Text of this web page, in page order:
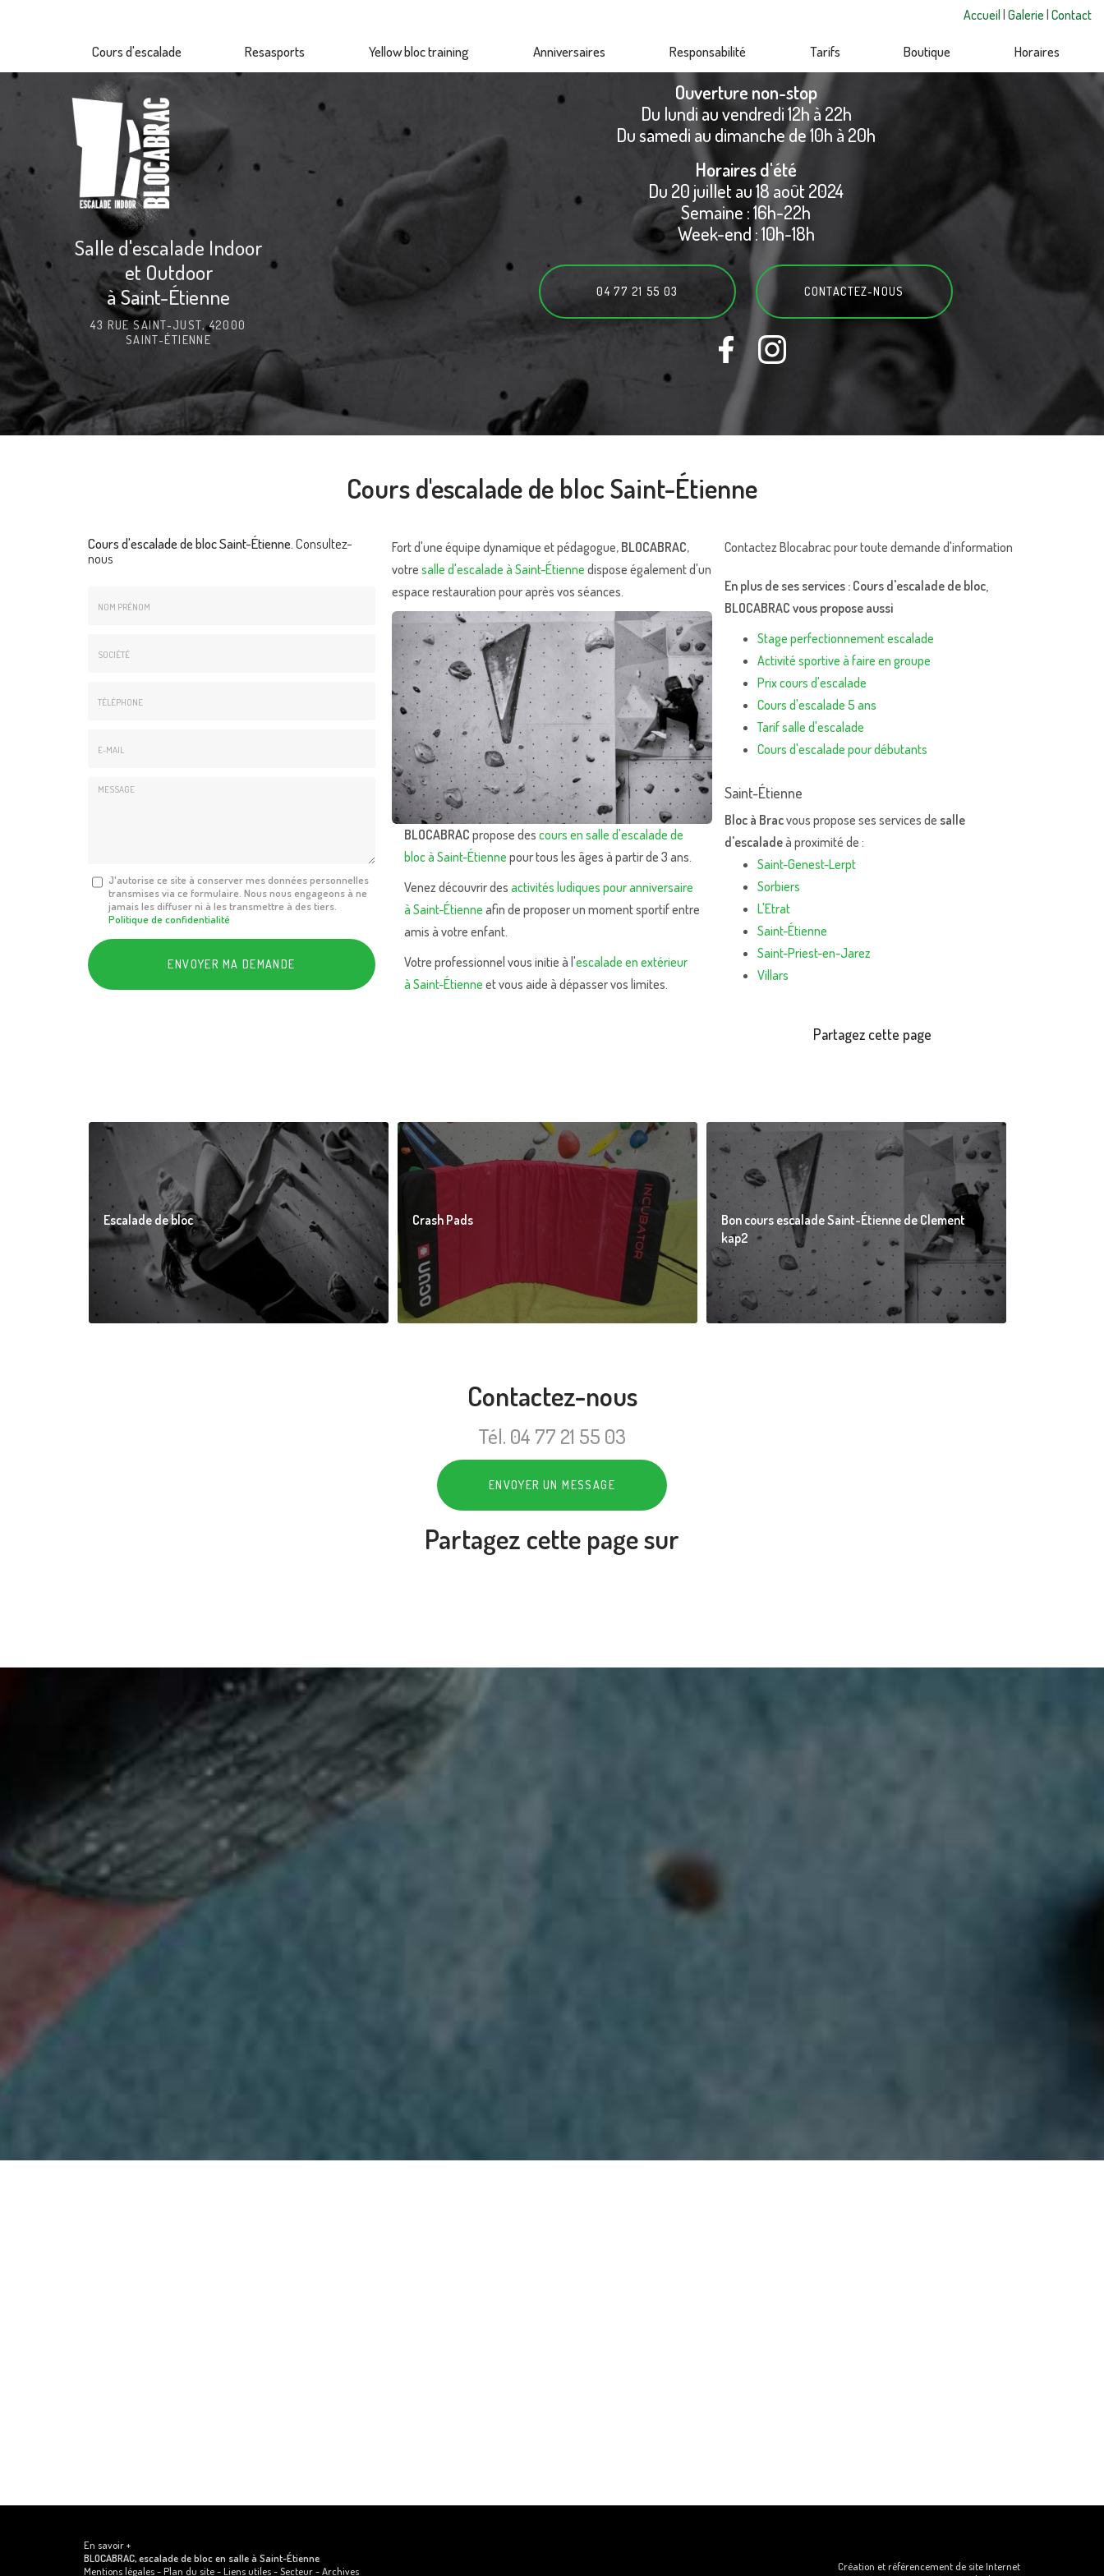
principal
Accueil Galerie Contact
Cours d'escalade Resasports Yellow bloc training Anniversaires Responsabilité Tarifs Boutique Horaires
Salle d'escalade Indoor
et Outdoor
à Saint-Étienne
43 RUE SAINT-JUST, 42000
SAINT-ÉTIENNE
Ouverture non-stop
Du lundi au vendredi 12h à 22h
Du samedi au dimanche de 10h à 20h
Horaires d'été
Du 20 juillet au 18 août 2024
Semaine : 16h-22h
Week-end : 10h-18h
04 77 21 55 03 CONTACTEZ-NOUS
Cours d'escalade de bloc Saint-Étienne
Cours d'escalade de bloc Saint-Étienne.Consultez-
nous
MessageJ'autorise ce site à conserver mes données personnelles
transmises via ce formulaire. Nous nous engageons à ne
jamais les diffuser ni à les transmettre à des tiers.
Politique de confidentialité
Acceptation
RGPD
ENVOYER MA DEMANDE
Fort d'une équipe dynamique et pédagogue, BLOCABRAC,
votre salle d'escalade à Saint-Étienne dispose également d'un
espace restauration pour après vos séances.
BLOCABRAC propose des cours en salle d'escalade de
bloc à Saint-Étienne pour tous les âges à partir de 3 ans.
Venez découvrir des activités ludiques pour anniversaire
à Saint-Étienne afin de proposer un moment sportif entre
amis à votre enfant.
Votre professionnel vous initie à l'escalade en extérieur
à Saint-Étienne et vous aide à dépasser vos limites.
Contactez Blocabrac pour toute demande d'information
En plus de ses services : Cours d'escalade de bloc,
BLOCABRAC vous propose aussi
Stage perfectionnement escalade
Activité sportive à faire en groupe
Prix cours d'escalade
Cours d'escalade 5 ans
Tarif salle d'escalade
Cours d'escalade pour débutants
Saint-Étienne
Bloc à Bracvous propose ses services de salle
d'escaladeà proximité de :
Saint-Genest-Lerpt
Sorbiers
L'Etrat
Saint-Étienne
Saint-Priest-en-Jarez
Villars
Escalade de bloc Crash Pads
Bon cours escalade Saint-Étienne de Clement
kap2
Contactez-nous
Tél. 04 77 21 55 03
ENVOYER UN MESSAGE
Partagez cette page sur
En savoir +
BLOCABRAC, escalade de bloc en salleà Saint-Étienne
Mentions légales-Plan du site-Liens utiles-Secteur-Archives
Création et référencement de site Internet